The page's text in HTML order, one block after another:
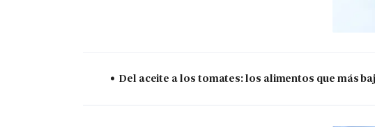
Del aceite a los tomates: los alimentos que más